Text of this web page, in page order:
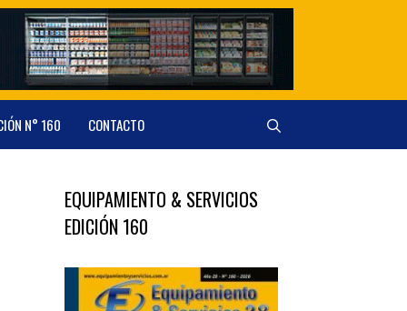
N° 160 CONTACTO
EQUIPAMIENTO & SERVICIOS
EDICIÓN 160